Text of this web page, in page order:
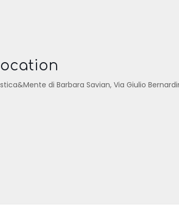
di Barbara Savian, Via Giulio